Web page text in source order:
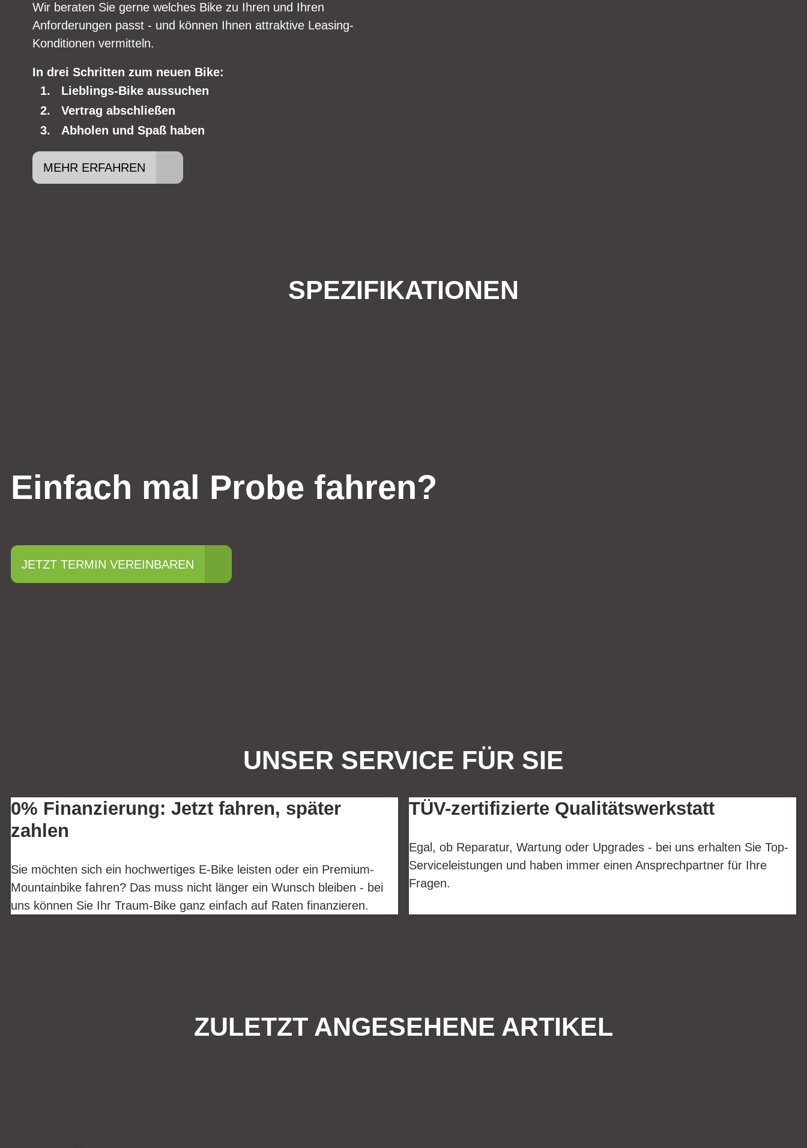
Wir beraten Sie gerne welches Bike zu Ihren und Ihren
Anforderungen passt - und können Ihnen attraktive Leasing-
Konditionen vermitteln.
In drei Schritten zum neuen Bike:
Lieblings-Bike aussuchen
Vertrag abschließen
Abholen und Spaß haben
MEHR ERFAHREN
SPEZIFIKATIONEN
Einfach mal Probe fahren?
JETZT TERMIN VEREINBAREN
UNSER SERVICE FÜR SIE
0% Finanzierung: Jetzt fahren, später
zahlen
Sie möchten sich ein hochwertiges E-Bike leisten oder ein Premium-
Mountainbike fahren? Das muss nicht länger ein Wunsch bleiben - bei
uns können Sie Ihr Traum-Bike ganz einfach auf Raten finanzieren.
TÜV-zertifizierte Qualitätswerkstatt
Egal, ob Reparatur, Wartung oder Upgrades - bei uns erhalten Sie Top-
Serviceleistungen und haben immer einen Ansprechpartner für Ihre
Fragen.
ZULETZT ANGESEHENE ARTIKEL